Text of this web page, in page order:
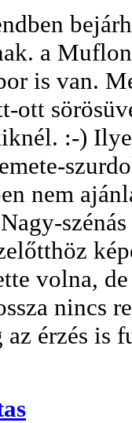
a
is van.
ott
:-)
nem
volna,
nincs
érzés is